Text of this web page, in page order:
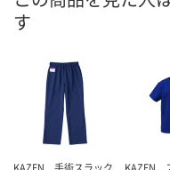
お届け日
数量
カゴへ
す